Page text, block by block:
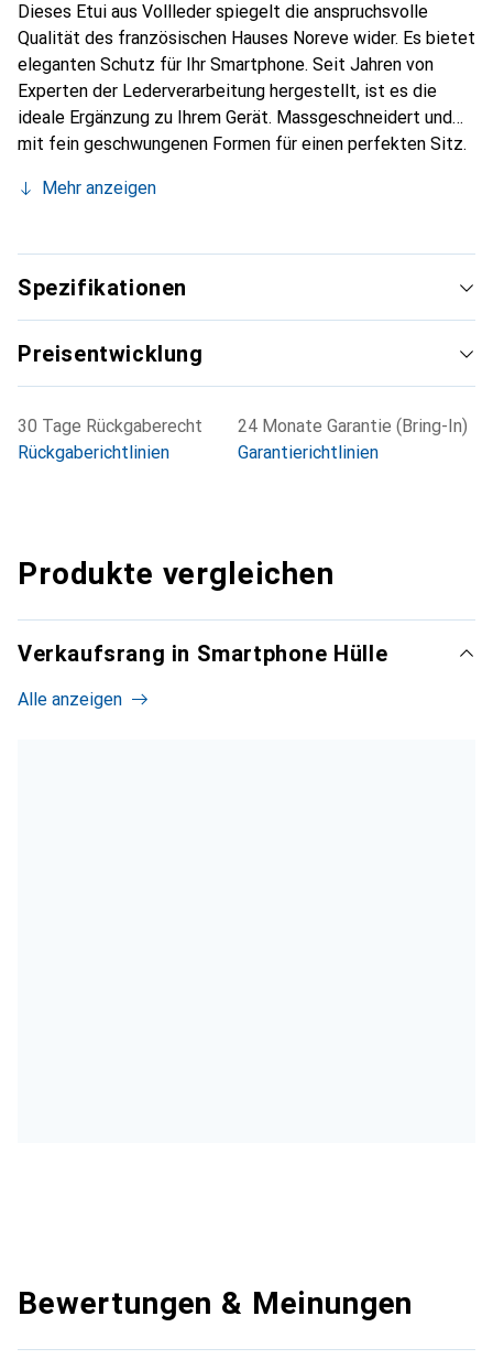
Dieses Etui aus Vollleder spiegelt die anspruchsvolle
Qualität des französischen Hauses Noreve wider. Es bietet
eleganten Schutz für Ihr Smartphone. Seit Jahren von
Experten der Lederverarbeitung hergestellt, ist es die
ideale Ergänzung zu Ihrem Gerät. Massgeschneidert und
mit fein geschwungenen Formen für einen perfekten Sitz.
Smartphone. Die Marke Noreve ist international für ihre
für den anspruchsvollen Kunden.
Mehr anzeigen
Spezifikationen
Preisentwicklung
30 Tage Rückgaberecht
Rückgaberichtlinien
24 Monate Garantie (Bring-In)
Garantierichtlinien
Produkte vergleichen
Verkaufsrang in Smartphone Hülle
Alle anzeigen
Bewertungen & Meinungen